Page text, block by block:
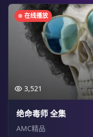
在线播放
3,521
绝命毒师 全集
AMC精品